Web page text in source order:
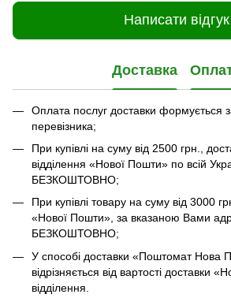
Написати відгук
Доставка
Оплата послуг доставки формується
перевізника;
При купівлі на суму від 2500 грн.,
відділення «Нової Пошти» по всій
БЕЗКОШТОВНО;
При купівлі товару на суму від 3000
«Нової Пошти», за вказаною Вами
БЕЗКОШТОВНО;
У способі доставки «Поштомат Нова
відрізняється від вартості доставки
відділення.